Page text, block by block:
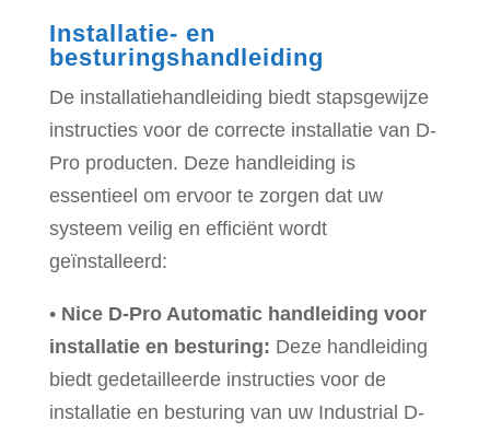
Installatie- en
besturingshandleiding
De installatiehandleiding biedt stapsgewijze
instructies voor de correcte installatie van D-
Pro producten. Deze handleiding is
essentieel om ervoor te zorgen dat uw
systeem veilig en efficiënt wordt
geïnstalleerd:
• Nice D-Pro Automatic handleiding voor
installatie en besturing: Deze handleiding
biedt gedetailleerde instructies voor de
installatie en besturing van uw Industrial D-